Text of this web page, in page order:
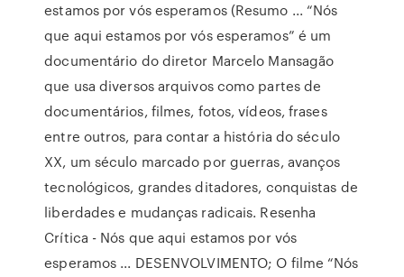
estamos por vós esperamos (Resumo ... “Nós
que aqui estamos por vós esperamos” é um
documentário do diretor Marcelo Mansagão
que usa diversos arquivos como partes de
documentários, filmes, fotos, vídeos, frases
entre outros, para contar a história do século
XX, um século marcado por guerras, avanços
tecnológicos, grandes ditadores, conquistas de
liberdades e mudanças radicais. Resenha
Crítica - Nós que aqui estamos por vós
esperamos ... DESENVOLVIMENTO; O filme “Nós